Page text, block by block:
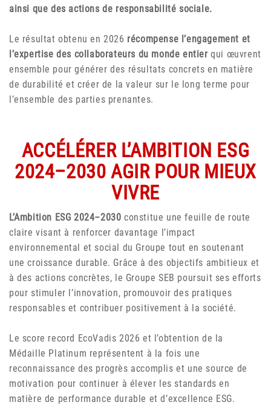
ainsi que des actions de responsabilité sociale.
Le résultat obtenu en 2026 récompense l’engagement et
l’expertise des collaborateurs du monde entierqui œuvrent
ensemble pour générer des résultats concrets en matière
de durabilité et créer de la valeur sur le long terme pour
l’ensemble des parties prenantes.
ACCÉLÉRER L’AMBITION ESG
2024–2030 AGIR POUR MIEUX
VIVRE
L’Ambition ESG 2024–2030 constitue une feuille de route
claire visant à renforcer davantage l’impact
environnemental et social du Groupe tout en soutenant
une croissance durable. Grâce à des objectifs ambitieux et
à des actions concrètes, le Groupe SEB poursuit ses efforts
pour stimuler l’innovation, promouvoir des pratiques
responsables et contribuer positivement à la société.
Le score record EcoVadis 2026 et l’obtention de la
Médaille Platinum représentent à la fois une
reconnaissance des progrès accomplis et une source de
motivation pour continuer à élever les standards en
matière de performance durable et d’excellence ESG.